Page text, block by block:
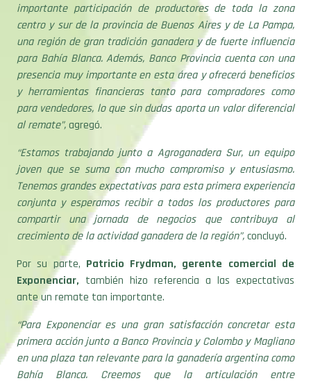
importante participación de productores de toda la zona
centro y sur de la provincia de Buenos Aires y de La Pampa,
una región de gran tradición ganadera y de fuerte influencia
para Bahía Blanca. Además, Banco Provincia cuenta con una
presencia muy importante en esta área y ofrecerá beneficios
y herramientas financieras tanto para compradores como
para vendedores, lo que sin dudas aporta un valor diferencial
al remate”,agregó.
“Estamos trabajando junto a Agroganadera Sur, un equipo
joven que se suma con mucho compromiso y entusiasmo.
Tenemos grandes expectativas para esta primera experiencia
conjunta y esperamos recibir a todos los productores para
compartir una jornada de negocios que contribuya al
crecimiento de la actividad ganadera de la región”,concluyó.
Por su parte, Patricio Frydman, gerente comercial de
Exponenciar, también hizo referencia a las expectativas
ante un remate tan importante.
“Para Exponenciar es una gran satisfacción concretar esta
primera acción junto a Banco Provincia y Colombo y Magliano
en una plaza tan relevante para la ganadería argentina como
Bahía Blanca. Creemos que la articulación entre